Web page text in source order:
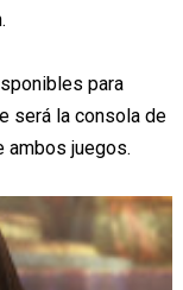
para
será la consola de
ambos juegos.